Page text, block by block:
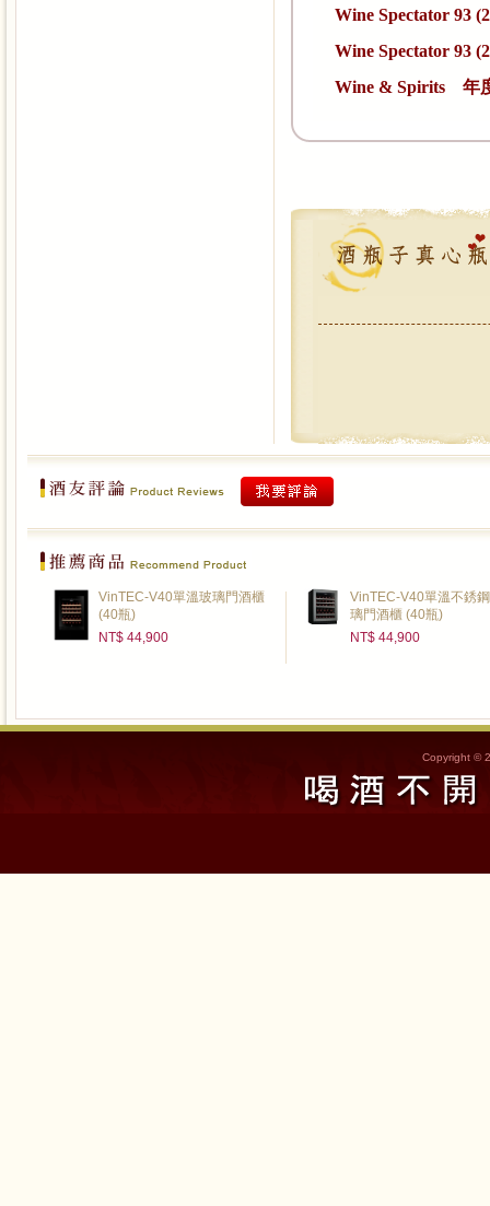
Wine Spectator 93
Wine Spectator 93
Wine & Spirits 年
VinTEC-V40單溫玻璃門酒櫃
(40瓶)
NT$ 44,900
VinTEC-V40單溫不銹
璃門酒櫃 (40瓶)
NT$ 44,900
Copyright ©